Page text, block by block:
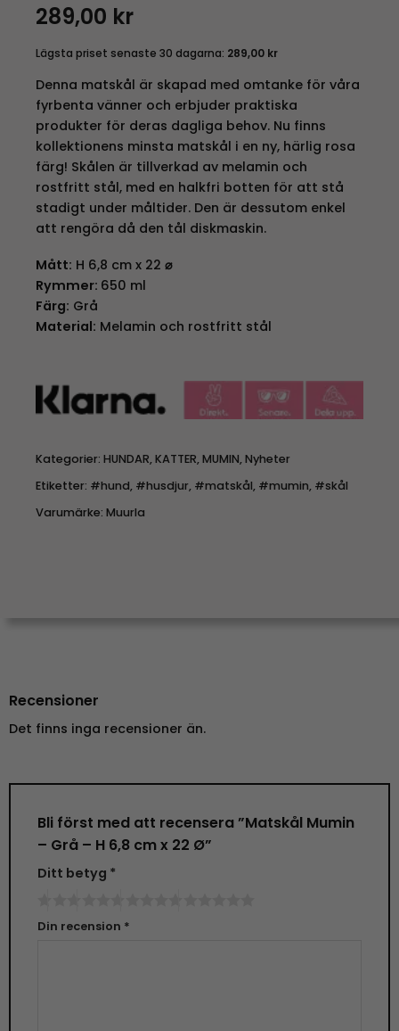
289,00 kr
Lägsta priset senaste 30 dagarna: 289,00 kr
Denna matskål är skapad med omtanke för våra
fyrbenta vänner och erbjuder praktiska
produkter för deras dagliga behov. Nu finns
kollektionens minsta matskål i en ny, härlig rosa
färg! Skålen är tillverkad av melamin och
rostfritt stål, med en halkfri botten för att stå
stadigt under måltider. Den är dessutom enkel
att rengöra då den tål diskmaskin.
Mått: H 6,8 cm x 22 ⌀
Rymmer: 650 ml
Färg: Grå
Material: Melamin och rostfritt stål
Kategorier: HUNDAR,KATTER,MUMIN,Nyheter
Etiketter: #hund, #husdjur, #matskål, #mumin, #skål
Varumärke: Muurla
Recensioner
Det finns inga recensioner än.
Bli först med att recensera ”Matskål Mumin
– Grå – H 6,8 cm x 22 Ø”
Ditt betyg *
Din recension *